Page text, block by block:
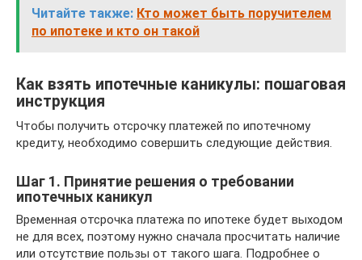
Читайте также: Кто может быть поручителем
по ипотеке и кто он такой
Как взять ипотечные каникулы: пошаговая
инструкция
Чтобы получить отсрочку платежей по ипотечному
кредиту, необходимо совершить следующие действия.
Шаг 1. Принятие решения о требовании
ипотечных каникул
Временная отсрочка платежа по ипотеке будет выходом
не для всех, поэтому нужно сначала просчитать наличие
или отсутствие пользы от такого шага. Подробнее о